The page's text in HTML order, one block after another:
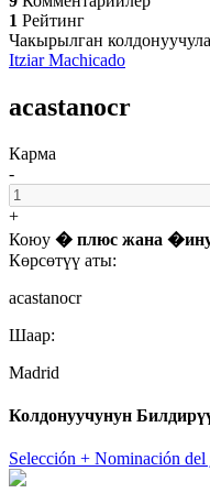
1 Рейтинг
Чакырылган
Itziar Machicado
acastanocr
Карма
-
+
Коюу � плюс жана
Көрсөтүү аты:
acastanocr
Шаар:
Madrid
Колдонуучунун
Selección + Nominación del